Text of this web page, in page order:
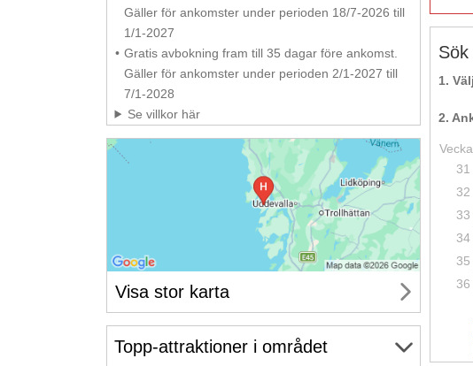
1.
2.
Vecka
31
32
33
34
35
36
Gäller för ankomster under perioden 18/7-2026 till
1/1-2027
Gratis avbokning fram till 35 dagar före ankomst.
Gäller för ankomster under perioden 2/1-2027 till
7/1-2028
Se villkor här
Visa stor karta
Topp-attraktioner i området